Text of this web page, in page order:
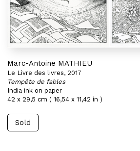
Marc-Antoine MATHIEU
Le Livre des livres, 2017
Tempête de fables
India ink on paper
42 x 29,5 cm ( 16,54 x 11,42 in )
Sold